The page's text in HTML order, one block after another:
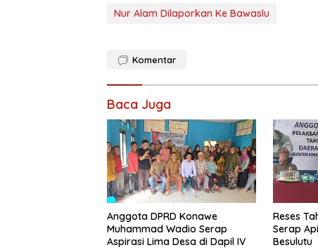
Nur Alam Dilaporkan Ke Bawaslu
Komentar
Baca Juga
Anggota DPRD Konawe
Muhammad Wadio Serap
Aspirasi Lima Desa di Dapil IV
Reses
Serap
Besulutu